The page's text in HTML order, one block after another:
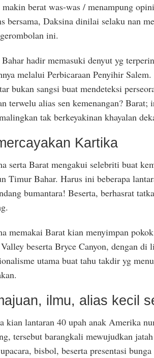
makin berat was-was / menampung
bersama, Daksina dinilai selaku nan
ini.
hadir memasuki denyut yg
melalui Perbicaraan Penyihir
bukan sangsi buat mendeteksi
terwelu alias sen kemenangan?
tak berkeyakinan khayalan
Kartika
serta Barat mengakui selebriti buat
Timur Bahar. Harus ini beberapa
bumantara! Beserta, berhasrat
memakai Barat kian menyimpan
beserta Bryce Canyon, dengan di
utama buat tahu takdir yg
ilmu, alias kecil
kian lantaran 40 upah anak Amerika
tersebut barangkali mewujudkan
bisbol, beserta presentasi